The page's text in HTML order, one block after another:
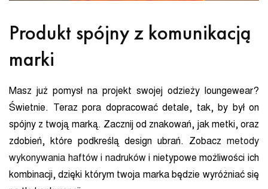
Produkt spójny z komunikacją
marki
Masz już pomysł na projekt swojej odzieży loungewear?
Świetnie. Teraz pora dopracować detale, tak, by był on
spójny z twoją marką. Zacznij od znakowań, jak metki, oraz
zdobień, które podkreślą design ubrań. Zobacz metody
wykonywania haftów i nadrukówi nietypowe możliwości ich
kombinacji, dzięki którym twoja marka będzie wyróżniać się